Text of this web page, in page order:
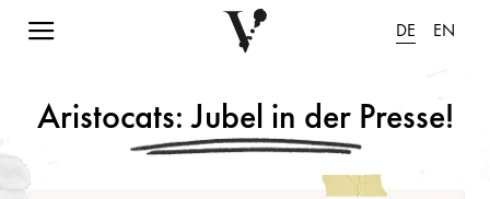
Navigation einblenden DE EN
Aristocats: Jubel in der Presse!